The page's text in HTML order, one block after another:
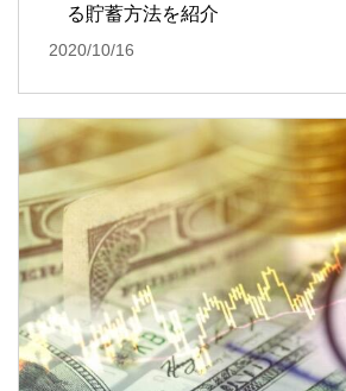
る貯蓄方法を紹介
2020/10/16